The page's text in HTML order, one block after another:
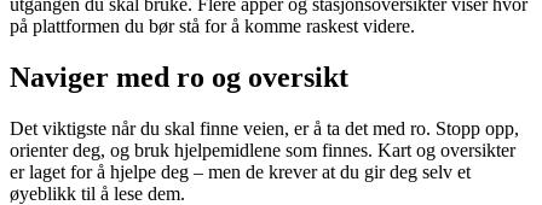
utgangen du skal bruke. Flere apper og stasjonsoversikter viser hvor
på plattformen du bør stå for å komme raskest videre.
Naviger med ro og oversikt
Det viktigste når du skal finne veien, er å ta det med ro. Stopp opp,
orienter deg, og bruk hjelpemidlene som finnes. Kart og oversikter
er laget for å hjelpe deg – men de krever at du gir deg selv et
øyeblikk til å lese dem.